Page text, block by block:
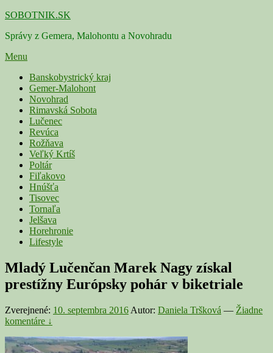
Skip
content
SOBOTNIK.SK
Správy z Gemera, Malohontu a Novohradu
Menu
Primárne
menu
Banskobystrický kraj
Gemer-Malohont
Novohrad
Rimavská Sobota
Lučenec
Revúca
Rožňava
Veľký Krtíš
Poltár
Fiľakovo
Hnúšťa
Tisovec
Tornaľa
Jelšava
Horehronie
Lifestyle
Mladý Lučenčan Marek Nagy získal
prestížny Európsky pohár v biketriale
Zverejnené: 10. septembra 2016 Autor: Daniela Tršková — Žiadne
komentáre ↓